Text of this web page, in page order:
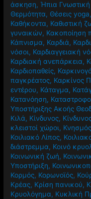
άσκηση, Ήπια Γνωστική
Θερμότητα, Θέσεις yoga,
Καθήκοντα, Καθιστική
γυναικών, Κακοποίηση
Κάπνισμα, Καρδιά,
νόσοι, Καρδιαγγειακή
Καρδιακή ανεπάρκεια,
Καρδιοπαθείς,
παγκρέατος, Καρκίνος
εντέρου, Κάταγμα,
Κατανόηση,
Υποστήριξης Ακοής
Κιλά, Κίνδυνος,
κλειστοί χώροι, Κνησμός
Κοιλιακό Λίπος,
διάστρεμμα, Κοινό
Κοινωνική ζωή,
Υποστήριξη,
Κορμός, Κορωνοϊός,
Κρέας, Κρίση πανικού,
Κρυολόγημα, Κυκλική